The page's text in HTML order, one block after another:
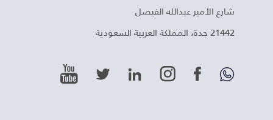
شارع الأمير عبدالله الفيصل
21442 جدة، المملكة العربية السعودية